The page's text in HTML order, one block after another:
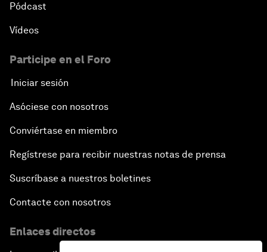
Pódcast
Vídeos
Participe en el Foro
Iniciar sesión
Asóciese con nosotros
Conviértase en miembro
Regístrese para recibir nuestras notas de prensa
Suscríbase a nuestros boletines
Contacte con nosotros
Enlaces directos